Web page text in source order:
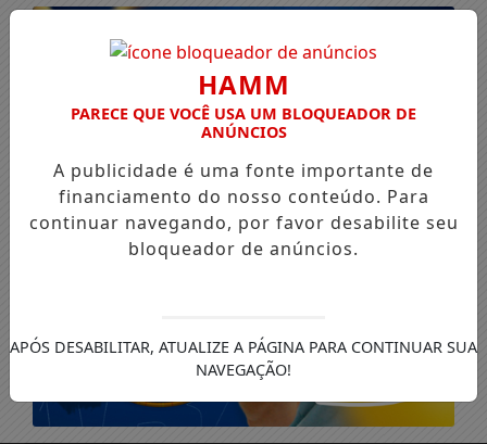
HAMM
PARECE QUE VOCÊ USA UM BLOQUEADOR DE
ANÚNCIOS
A publicidade é uma fonte importante de
financiamento do nosso conteúdo. Para
continuar navegando, por favor desabilite seu
bloqueador de anúncios.
APÓS DESABILITAR, ATUALIZE A PÁGINA PARA CONTINUAR SUA
NAVEGAÇÃO!